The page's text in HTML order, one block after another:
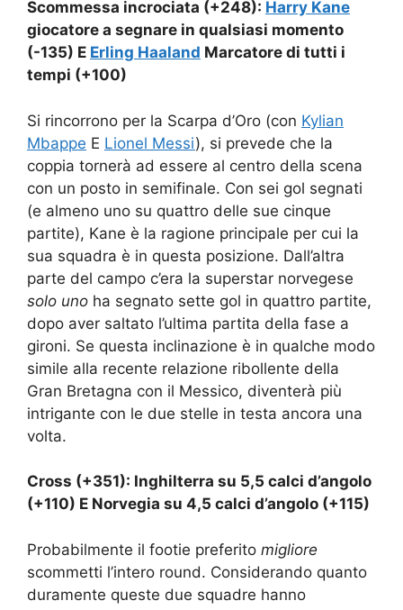
Scommessa incrociata (+248): Harry Kane
giocatore a segnare in qualsiasi momento
(-135) E Erling Haaland Marcatore di tutti i
tempi (+100)
Si rincorrono per la Scarpa d’Oro (con Kylian
Mbappe E Lionel Messi), si prevede che la
coppia tornerà ad essere al centro della scena
con un posto in semifinale. Con sei gol segnati
(e almeno uno su quattro delle sue cinque
partite), Kane è la ragione principale per cui la
sua squadra è in questa posizione. Dall’altra
parte del campo c’era la superstar norvegese
solo uno ha segnato sette gol in quattro partite,
dopo aver saltato l’ultima partita della fase a
gironi. Se questa inclinazione è in qualche modo
simile alla recente relazione ribollente della
Gran Bretagna con il Messico, diventerà più
intrigante con le due stelle in testa ancora una
volta.
Cross (+351): Inghilterra su 5,5 calci d’angolo
(+110) E Norvegia su 4,5 calci d’angolo (+115)
Probabilmente il footie preferito migliore
scommetti l’intero round. Considerando quanto
duramente queste due squadre hanno